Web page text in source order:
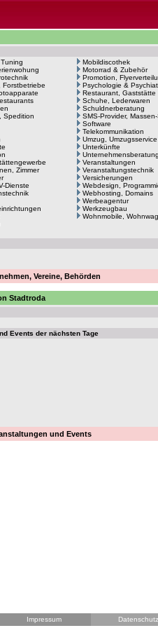
Forstbetriebe
Spedition
Zimmer
Dienste
Mobildiscothek
Motorrad & Zubehör
Promotion,
Psychologie &
Restaurant, Gaststätte
Schuhe, Lederwaren
Schuldnerberatung
SMS-Provider,
Software
Telekommunikation
Umzug, Umzugsservice
Unterkünfte
Unternehmensberatung
Veranstaltungen
Veranstaltungstechnik
Versicherungen
Webdesign,
Webhosting, Domains
Werbeagentur
Werkzeugbau
Wohnmobile,
Vereine, Behörden
Stadtroda
Events der nächsten Tage
und Events
Impressum Datenschutz